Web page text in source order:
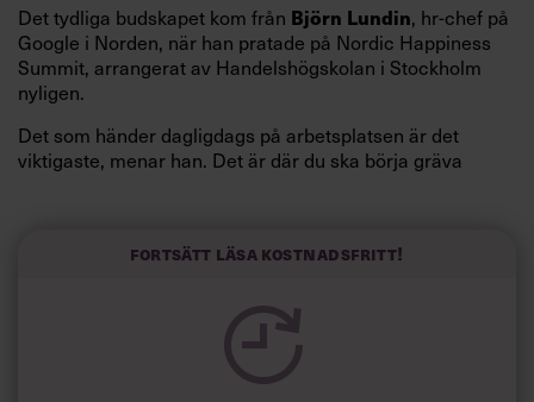
Det tydliga budskapet kom från Björn Lundin, hr-chef på
Google i Norden, när han pratade på Nordic Happiness
Summit, arrangerat av Handelshögskolan i Stockholm
nyligen.
Det som händer dagligdags på arbetsplatsen är det
viktigaste, menar han. Det är där du ska börja gräva
och höjt arbetsglädjen på Google:
Fortsätt läsa kostnadsfritt!